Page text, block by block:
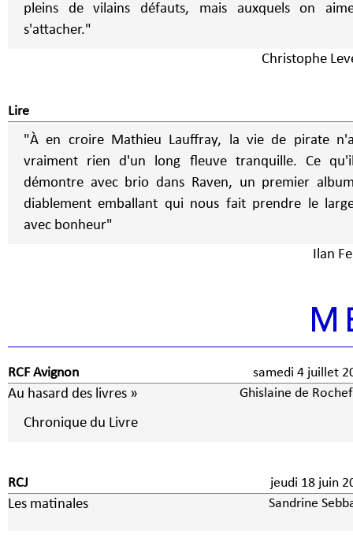
pleins de vilains défauts, mais auxquels on
s'attacher."
Christophe
Lire
"À en croire Mathieu Lauffray, la vie de pirate
vraiment rien d'un long fleuve tranquille. Ce
démontre avec brio dans Raven, un premier
diablement emballant qui nous fait prendre le
avec bonheur"
Ilan
RCF Avignon samedi 4 juillet
Au hasard des livres » Ghislaine de
Chronique du Livre
RCJ jeudi 18 juin
Les matinales Sandrine